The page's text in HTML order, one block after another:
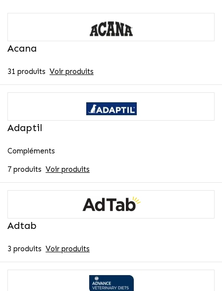
Acana
31 produits Voir produits
Adaptil
Compléments
7 produits Voir produits
Adtab
3 produits Voir produits